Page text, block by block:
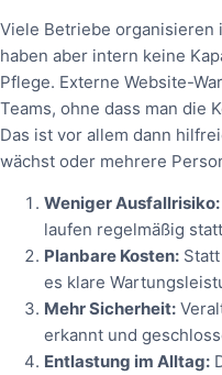
Viele Betriebe organisieren
haben aber intern keine
Pflege. Externe Website-
Teams, ohne dass man die
Das ist vor allem dann
wächst oder mehrere
Weniger Ausfallrisiko:
laufen regelmäßig
Planbare Kosten:
es klare
Mehr Sicherheit:
erkannt und
Entlastung im Alltag: